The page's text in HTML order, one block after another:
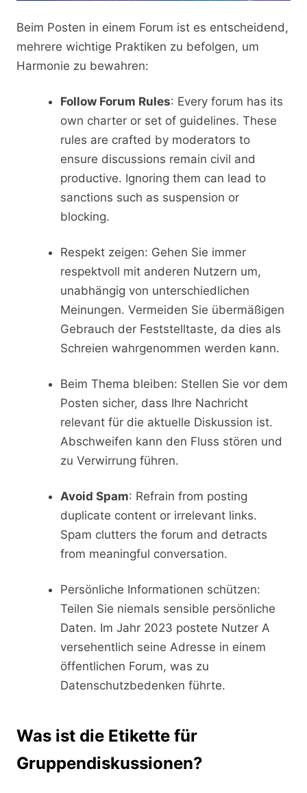
Beim Posten in einem Forum ist es entscheidend,
mehrere wichtige Praktiken zu befolgen, um
Harmonie zu bewahren:
Follow Forum Rules: Every forum has its
own charter or set of guidelines. These
rules are crafted by moderators to
ensure discussions remain civil and
productive. Ignoring them can lead to
sanctions such as suspension or
blocking.
Respekt zeigen: Gehen Sie immer
respektvoll mit anderen Nutzern um,
unabhängig von unterschiedlichen
Meinungen. Vermeiden Sie übermäßigen
Gebrauch der Feststelltaste, da dies als
Schreien wahrgenommen werden kann.
Beim Thema bleiben: Stellen Sie vor dem
Posten sicher, dass Ihre Nachricht
relevant für die aktuelle Diskussion ist.
Abschweifen kann den Fluss stören und
zu Verwirrung führen.
Avoid Spam: Refrain from posting
duplicate content or irrelevant links.
Spam clutters the forum and detracts
from meaningful conversation.
Persönliche Informationen schützen:
Teilen Sie niemals sensible persönliche
Daten. Im Jahr 2023 postete Nutzer A
versehentlich seine Adresse in einem
öffentlichen Forum, was zu
Datenschutzbedenken führte.
Was ist die Etikette für
Gruppendiskussionen?